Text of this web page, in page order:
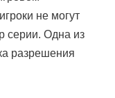
не могут
серии. Одна из
разрешения